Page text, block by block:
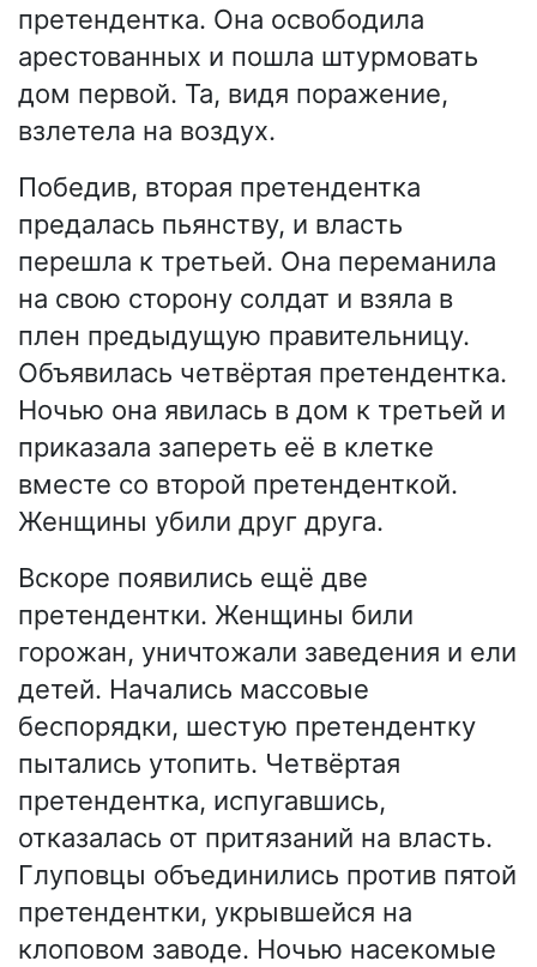
претендентка. Она освободила
арестованных и пошла штурмовать
дом первой. Та, видя поражение,
взлетела на воздух.
Победив, вторая претендентка
предалась пьянству, и власть
перешла к третьей. Она переманила
на свою сторону солдат и взяла в
плен предыдущую правительницу.
Объявилась четвёртая претендентка.
Ночью она явилась в дом к третьей и
приказала запереть её в клетке
вместе со второй претенденткой.
Женщины убили друг друга.
Вскоре появились ещё две
претендентки. Женщины били
горожан, уничтожали заведения и ели
детей. Начались массовые
беспорядки, шестую претендентку
пытались утопить. Четвёртая
претендентка, испугавшись,
отказалась от притязаний на власть.
Глуповцы объединились против пятой
претендентки, укрывшейся на
клоповом заводе. Ночью насекомые